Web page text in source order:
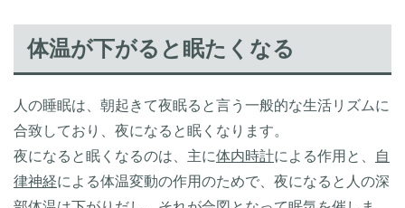
体温が下がると眠たくなる
人の睡眠は、朝起きて夜眠ると言う一般的な生活リズムに
合致しており、夜になると眠くなります。
夜になると眠くなるのは、主に体内時計による作用と、
自
律神経による体温変動の作用のためで、夜になると人の深